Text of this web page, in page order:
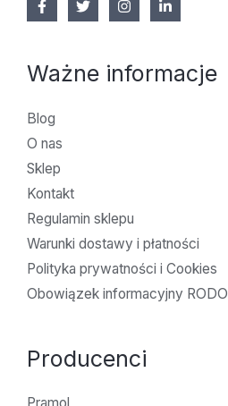
Ważne informacje
Blog
O nas
Sklep
Kontakt
Regulamin sklepu
Warunki dostawy i płatności
Polityka prywatności i Cookies
Obowiązek informacyjny RODO
Producenci